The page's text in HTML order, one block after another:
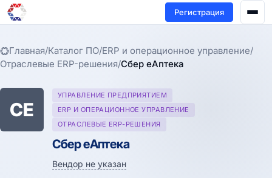
Регистрация
Главная/Каталог ПО/ERP и операционное управление/
Отраслевые ERP-решения/Сбер eАптека
СE
УПРАВЛЕНИЕ ПРЕДПРИЯТИЕМ
ERP И ОПЕРАЦИОННОЕ УПРАВЛЕНИЕ
ОТРАСЛЕВЫЕ ERP-РЕШЕНИЯ
Сбер eАптека
Вендор не указан